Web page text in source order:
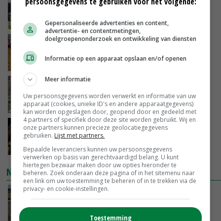
VANDAAG, 17:04
Frans onderzoekcentrum bestrijkt hele
VANDAAG, 15:29
Emmeloord noteert eerste zaaiuien op
maximaal 20 euro
VANDAAG, 14:59
Spontane boerenacties in Twente en
Apeldoorn zetten de trend
VANDAAG, 14:48
NIEUWSTE VIDEO'S
Droogte veroorzaakt steeds meer problemen:
Gepersonaliseerde advertenties en content,
advertentie- en contentmetingen,
doelgroepenonderzoek en ontwikkeling van diensten
Informatie op een apparaat opslaan en/of openen
Meer informatie
Uw persoonsgegevens worden verwerkt en informatie van uw
apparaat (cookies, unieke ID's en andere apparaatgegevens)
kan worden opgeslagen door, geopend door en gedeeld met
4 partners of specifiek door deze site worden gebruikt. Wij en
onze partners kunnen precieze geolocatiegegevens
gebruiken. Lijst met partners.
Bepaalde leveranciers kunnen uw persoonsgegevens
verwerken op basis van gerechtvaardigd belang. U kunt
hiertegen bezwaar maken door uw opties hieronder te
beheren. Zoek onderaan deze pagina of in het sitemenu naar
een link om uw toestemming te beheren of in te trekken via de
privacy- en cookie-instellingen.
Toestemming